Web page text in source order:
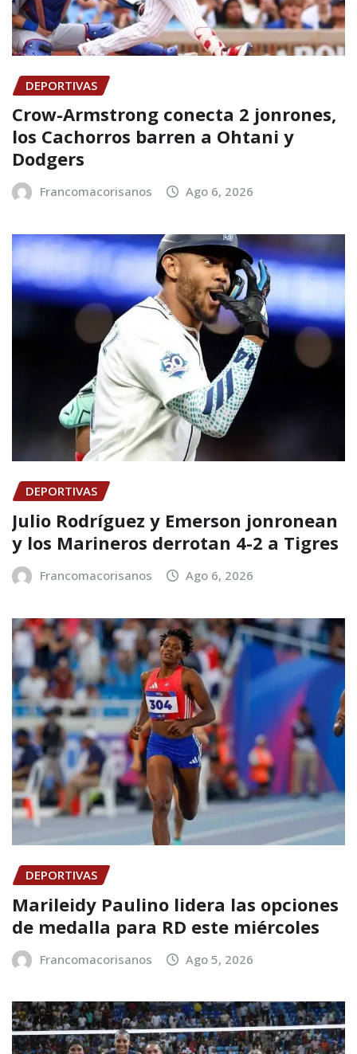
DEPORTIVAS
Crow-Armstrong conecta 2 jonrones,
los Cachorros barren a Ohtani y
Dodgers
Francomacorisanos Ago 6, 2026
DEPORTIVAS
Julio Rodríguez y Emerson jonronean
y los Marineros derrotan 4-2 a Tigres
Francomacorisanos Ago 6, 2026
DEPORTIVAS
Marileidy Paulino lidera las opciones
de medalla para RD este miércoles
Francomacorisanos Ago 5, 2026